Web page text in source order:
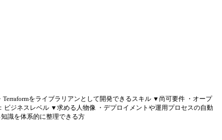
をライブラリアンとして開発できるスキル ▼尚可要件 ・オープ
ジネスレベル ▼求める人物像 ・デプロイメントや運用プロセスの自動
識を体系的に整理できる方